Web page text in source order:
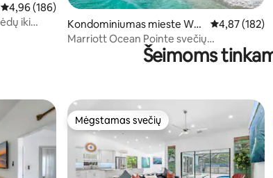
Vidutinis įvertinimas: 4,96 iš 5, atsiliepimų: 186
4,96 (186)
Kondominiumas mieste Wes
t Palm Beach
Vidutinis
4,87 (182)
Marriott Ocean Pointe svečių
kambarys/studijaŠeimoms
Mėgstamas svečių
Mėgstamas svečių